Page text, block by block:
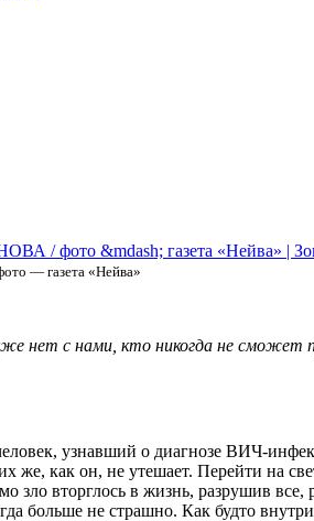
— газета «Нейва»
нет с нами, кто никогда не сможет
узнавший о диагнозе ВИЧ-
же, как он, не утешает. Перейти на
зло вторглось в жизнь, разрушив
больше не страшно. Как будто